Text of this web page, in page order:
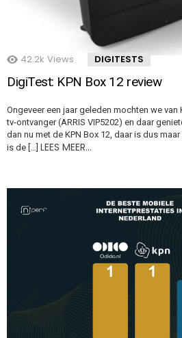
42.2k Views DIGITESTS
DigiTest: KPN Box 12 review
Ongeveer een jaar geleden mochten we van
tv-ontvanger (ARRIS VIP5202) en daar
dan nu met de KPN Box 12, daar is dus
is de […] LEES MEER…